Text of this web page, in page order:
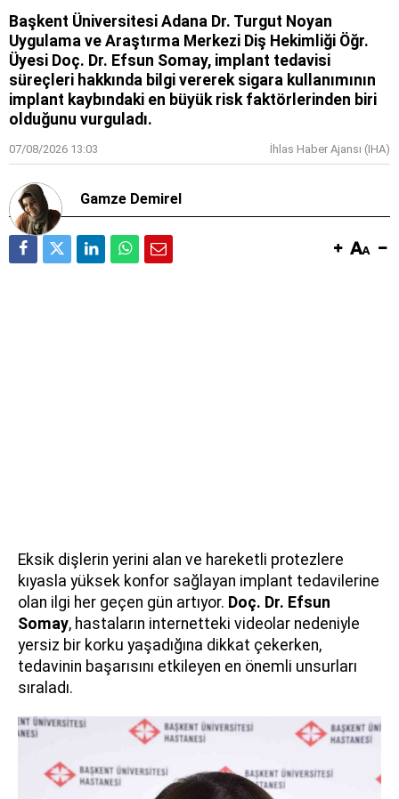
Başkent Üniversitesi Adana Dr. Turgut Noyan
Uygulama ve Araştırma Merkezi Diş Hekimliği Öğr.
Üyesi Doç. Dr. Efsun Somay, implant tedavisi
süreçleri hakkında bilgi vererek sigara kullanımının
implant kaybındaki en büyük risk faktörlerinden biri
olduğunu vurguladı.
07/08/2026 13:03 İhlas Haber Ajansı (IHA)
Gamze Demirel
Eksik dişlerin yerini alan ve hareketli protezlere
kıyasla yüksek konfor sağlayan implant tedavilerine
olan ilgi her geçen gün artıyor. Doç. Dr. Efsun
Somay, hastaların internetteki videolar nedeniyle
yersiz bir korku yaşadığına dikkat çekerken,
tedavinin başarısını etkileyen en önemli unsurları
sıraladı.